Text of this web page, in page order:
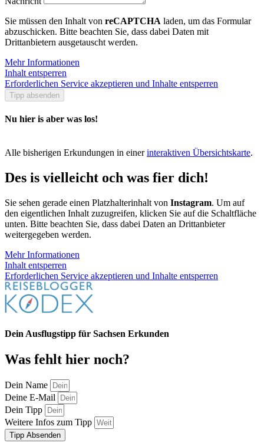
Entdecke die Welt auf den Reisemessen in Sachsen –
Dein kleiner Jahresplaner
Was fehlt hier noch?
Name
Mail
abzuschicken. Bitte beachten Sie, dass dabei Daten mit
Drittanbietern ausgetauscht werden.
Mehr Informationen
Inhalt entsperren
Erforderlichen Service akzeptieren und Inhalte entsperren
Tipp absenden
Nu hier is aber was los!
den eigentlichen Inhalt zuzugreifen, klicken Sie auf die Schaltfläche
unten. Bitte beachten Sie, dass dabei Daten an Drittanbieter
weitergegeben werden.
Mehr Informationen
Inhalt entsperren